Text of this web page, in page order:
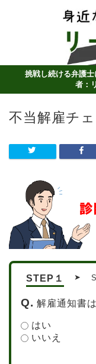
挑戦し続ける弁護
者：
不当解雇チ
STEP１ ➤
解雇通知書
はい
いいえ